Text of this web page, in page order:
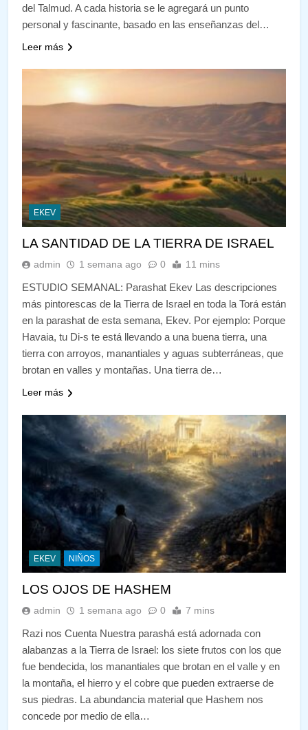
del Talmud. A cada historia se le agregará un punto
personal y fascinante, basado en las enseñanzas del…
Leer más
EKEV
LA SANTIDAD DE LA TIERRA DE ISRAEL
admin 1 semana ago 0 11 mins
ESTUDIO SEMANAL: Parashat Ekev Las descripciones
más pintorescas de la Tierra de Israel en toda la Torá están
en la parashat de esta semana, Ekev. Por ejemplo: Porque
Havaia, tu Di-s te está llevando a una buena tierra, una
tierra con arroyos, manantiales y aguas subterráneas, que
brotan en valles y montañas. Una tierra de…
Leer más
EKEV NIÑOS
LOS OJOS DE HASHEM
admin 1 semana ago 0 7 mins
Razi nos Cuenta Nuestra parashá está adornada con
alabanzas a la Tierra de Israel: los siete frutos con los que
fue bendecida, los manantiales que brotan en el valle y en
la montaña, el hierro y el cobre que pueden extraerse de
sus piedras. La abundancia material que Hashem nos
concede por medio de ella…